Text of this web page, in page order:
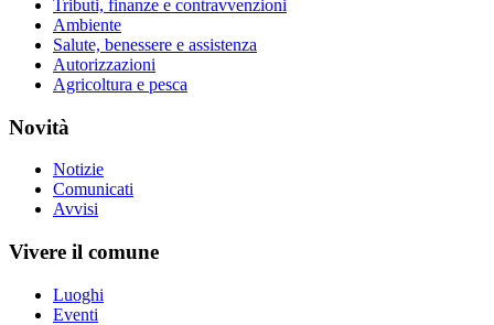
Tributi, finanze e contravvenzioni
Ambiente
Salute, benessere e assistenza
Autorizzazioni
Agricoltura e pesca
Novità
Notizie
Comunicati
Avvisi
Vivere il comune
Luoghi
Eventi